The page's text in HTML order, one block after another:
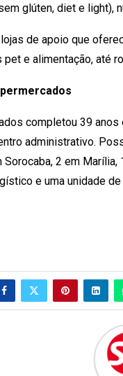
glúten, diet e light),
de apoio que
pet e alimentação, até
completou 39
administrativo.
Sorocaba, 2 em
e uma unidade